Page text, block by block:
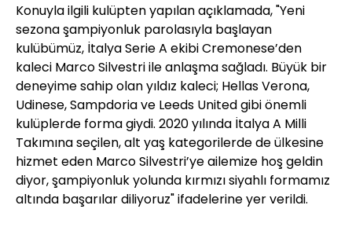
Konuyla ilgili kulüpten yapılan açıklamada, "Yeni
sezona şampiyonluk parolasıyla başlayan
kulübümüz, İtalya Serie A ekibi Cremonese’den
kaleci Marco Silvestri ile anlaşma sağladı. Büyük bir
deneyime sahip olan yıldız kaleci; Hellas Verona,
Udinese, Sampdoria ve Leeds United gibi önemli
kulüplerde forma giydi. 2020 yılında İtalya A Milli
Takımına seçilen, alt yaş kategorilerde de ülkesine
hizmet eden Marco Silvestri’ye ailemize hoş geldin
diyor, şampiyonluk yolunda kırmızı siyahlı formamız
altında başarılar diliyoruz" ifadelerine yer verildi.